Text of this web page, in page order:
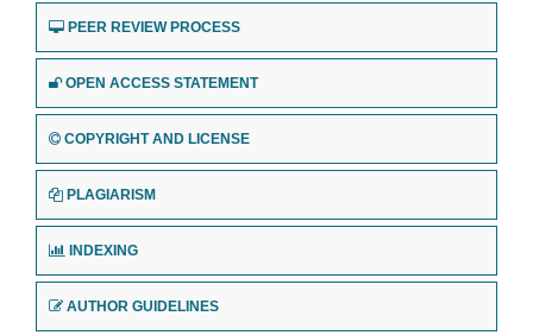
PEER REVIEW PROCESS
OPEN ACCESS STATEMENT
COPYRIGHT AND LICENSE
PLAGIARISM
INDEXING
AUTHOR GUIDELINES